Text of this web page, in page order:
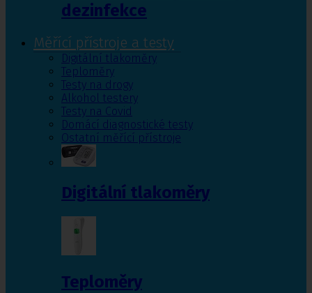
dezinfekce
Měřící přístroje a testy
Digitální tlakoměry
Teploměry
Testy na drogy
Alkohol testery
Testy na Covid
Domácí diagnostické testy
Ostatní měřící přístroje
Digitální tlakoměry
Teploměry